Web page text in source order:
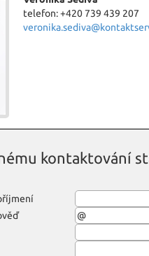
telefon: +420 739 439 207
kontaktování